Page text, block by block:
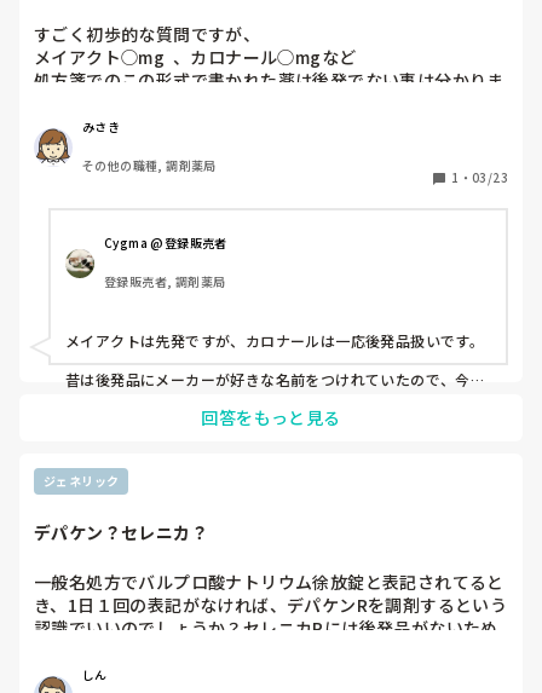
すごく初歩的な質問ですが、
メイアクト◯mg  、カロナール◯mgなど
処方箋でのこの形式で書かれた薬は後発でない事は分かりま
【般】がついたのは、先発にも後発にもできる事は分かりま
す。
カロナール＝【般】アセトアミノフェン「日医工」
か？
先発とそうではない薬の区別は覚えるしかないですか？
昔は先発後発という概念がなく、カロナールはカロナールと
１つしか存在しなかったためメーカーをつけてなかった。
社も同じ有効成分の薬を出したが分かりやすいように成分名
の後にメーカー名つけるという形に現代はしている。
という考えではないですよね？
みさき
その他の職種, 調剤薬局
1 ・ 03/23
Cygma @登録販売者
登録販売者, 調剤薬局
メイアクトは先発ですが、カロナールは一応後発品扱いです。
昔は後発品にメーカーが好きな名前をつけれていたので、今の
だ、そのような後発品は徐々に「成分名＋メーカー」に名称変
した。
逆に、メーカー名がついていても、後発品でないものもありま
す。
どれが先発品か後発品か、そして変更調剤して大丈夫かという
のは、覚えていくしかないのかなあと思います。
長くなってしまいましたが、みさきさんの疑問が解決できれば
回答をもっと見る
ジェネリック
デパケン？セレニカ？
一般名処方でバルプロ酸ナトリウム徐放錠と表記されてると
き、1日１回の表記がなければ、デパケンRを調剤するという
認識でいいのでしょうか？セレニカRには後発品がないため
しん